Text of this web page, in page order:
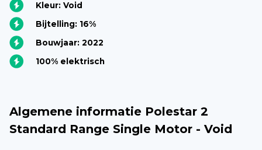
Kleur: Void
Bijtelling: 16%
Bouwjaar: 2022
100% elektrisch
Algemene informatie Polestar 2
Standard Range Single Motor - Void